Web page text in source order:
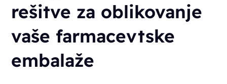
rešitve za oblikovanje
vaše farmacevtske
embalaže